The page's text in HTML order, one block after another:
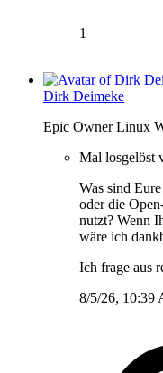
1
Dirk Deimeke
Epic Owner Linux
Mal losgelöst
Was sind
oder die
nutzt? Wenn
wäre ich
Ich frage aus
8/5/26, 10:39